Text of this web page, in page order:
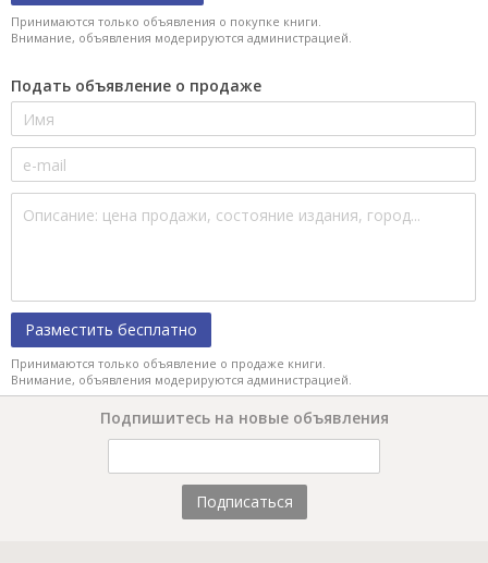
Принимаются только объявления о покупке книги.
Внимание, объявления модерируются администрацией.
Подать объявление о продаже
Разместить бесплатно
Принимаются только объявление о продаже книги.
Внимание, объявления модерируются администрацией.
Подпишитесь на новые объявления
Подписаться